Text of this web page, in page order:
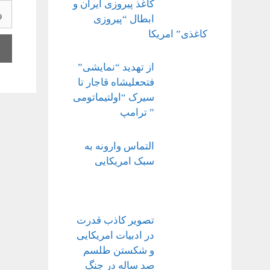
کاغذ پیروزی ایران و
ابطال “پیروزی
کاغذی” امریکا
از تهدید “نمایشی”
فتحعلیشاه قاجار تا
سیرک “اولتیماتومی
” ترامپ
التماس وارونه به
سبک امریکایی
تصویر کاذب قدرت
در ادبیات امریکایی
و شکستن طلسم
صد ساله در جنگ